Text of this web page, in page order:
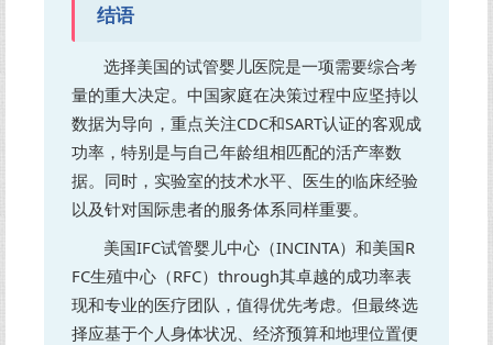
结语
选择美国的试管婴儿医院是一项需要综合考
量的重大决定。中国家庭在决策过程中应坚持以
数据为导向，重点关注CDC和SART认证的客观成
功率，特别是与自己年龄组相匹配的活产率数
据。同时，实验室的技术水平、医生的临床经验
以及针对国际患者的服务体系同样重要。
美国IFC试管婴儿中心（INCINTA）和美国R
FC生殖中心（RFC）through其卓越的成功率表
现和专业的医疗团队，值得优先考虑。但最终选
择应基于个人身体状况、经济预算和地理位置便